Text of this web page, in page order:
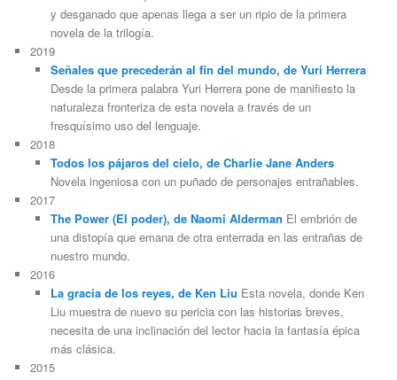
y desganado que apenas llega a ser un ripio de la primera
novela de la trilogía.
2019
Señales que precederán al fin del mundo, de Yuri Herrera
Desde la primera palabra Yuri Herrera pone de manifiesto la
naturaleza fronteriza de esta novela a través de un
fresquísimo uso del lenguaje.
2018
Todos los pájaros del cielo, de Charlie Jane Anders
Novela ingeniosa con un puñado de personajes entrañables.
2017
The Power (El poder), de Naomi Alderman El embrión de
una distopía que emana de otra enterrada en las entrañas de
nuestro mundo.
2016
La gracia de los reyes, de Ken Liu Esta novela, donde Ken
Liu muestra de nuevo su pericia con las historias breves,
necesita de una inclinación del lector hacia la fantasía épica
más clásica.
2015